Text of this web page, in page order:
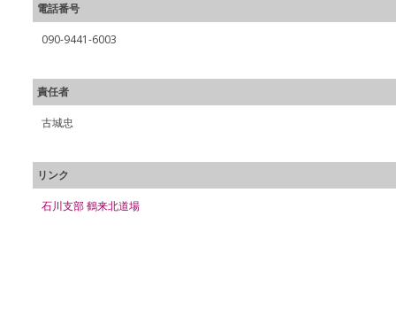
電話番号
090-9441-6003
責任者
古城忠
リンク
石川支部 鶴来北道場